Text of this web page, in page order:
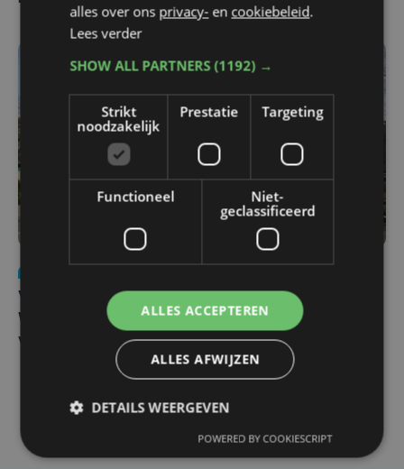
Vier Oostendse gynaecologen versterken dienst in AZ
West, dat ook een nieuwe voltijdse gynaecoloog
verwelkomt
alles over ons privacy- en cookiebeleid.
Lees verder
SHOW ALL PARTNERS(1192) →
Strikt
noodzakelijk
Prestatie Targeting
Functioneel
Niet-
geclassificeerd
ALLES ACCEPTEREN
ALLES AFWIJZEN
DETAILS WEERGEVEN
POWERED BY COOKIESCRIPT